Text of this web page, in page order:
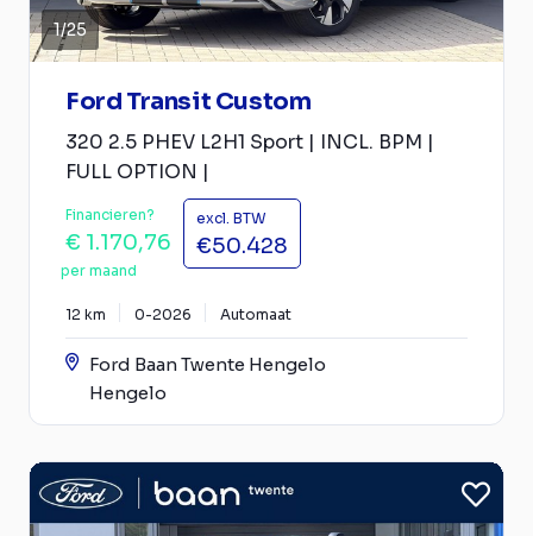
1/25
Ford Transit Custom
320 2.5 PHEV L2H1 Sport | INCL. BPM |
FULL OPTION |
Financieren?
€ 1.170,76
per maand
excl. BTW
€50.428
12 km 0-2026 Automaat
Ford Baan Twente Hengelo
Hengelo